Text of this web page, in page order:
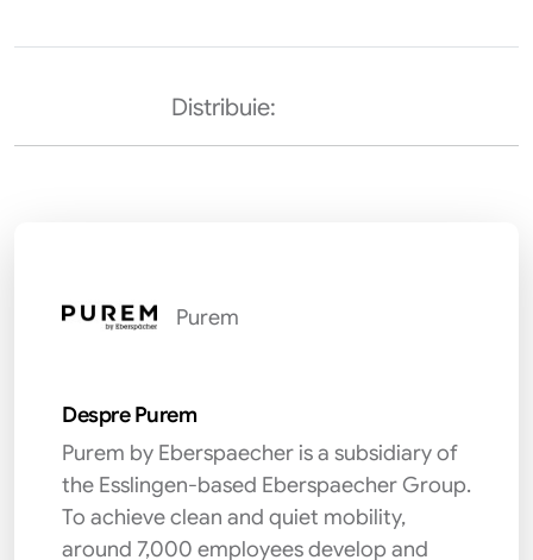
Distribuie:
Purem
Despre Purem
Purem by Eberspaecher is a subsidiary of
the Esslingen-based Eberspaecher Group.
To achieve clean and quiet mobility,
around 7,000 employees develop and